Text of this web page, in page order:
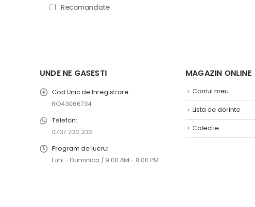
Recomandate
UNDE NE GASESTI
Cod Unic de Inregistrare:
RO43066734
Telefon:
0737.232.232
Program de lucru:
Luni - Duminica / 9:00 AM - 8:00 PM
MAGAZIN ONLINE ​
Contul meu
Lista de dorinte
Colectie